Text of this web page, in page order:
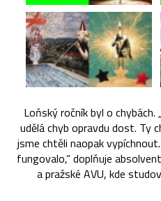
Loňský ročník byl o
udělá chyb opravdu dost. Ty
jsme chtěli naopak
fungovalo,“ doplňuje
a pražské AVU, kde